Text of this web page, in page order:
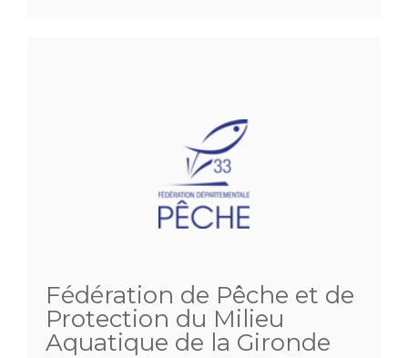
Fédération de Pêche et de
Protection du Milieu
Aquatique de la Gironde